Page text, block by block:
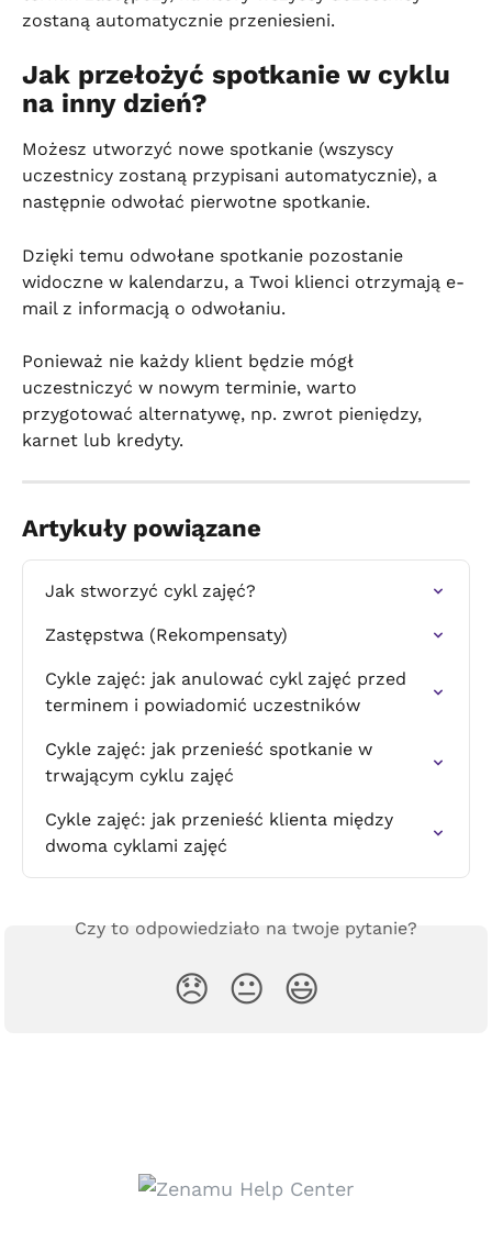
zostaną automatycznie przeniesieni.
Jak przełożyć spotkanie w cyklu
na inny dzień?
Możesz utworzyć nowe spotkanie (wszyscy
uczestnicy zostaną przypisani automatycznie), a
następnie odwołać pierwotne spotkanie.
Dzięki temu odwołane spotkanie pozostanie
widoczne w kalendarzu, a Twoi klienci otrzymają e-
mail z informacją o odwołaniu.
Ponieważ nie każdy klient będzie mógł
uczestniczyć w nowym terminie, warto
przygotować alternatywę, np. zwrot pieniędzy,
karnet lub kredyty.
Artykuły powiązane
Jak stworzyć cykl zajęć?
Zastępstwa (Rekompensaty)
Cykle zajęć: jak anulować cykl zajęć przed
terminem i powiadomić uczestników
Cykle zajęć: jak przenieść spotkanie w
trwającym cyklu zajęć
Cykle zajęć: jak przenieść klienta między
dwoma cyklami zajęć
Czy to odpowiedziało na twoje pytanie?
😞 😐 😃